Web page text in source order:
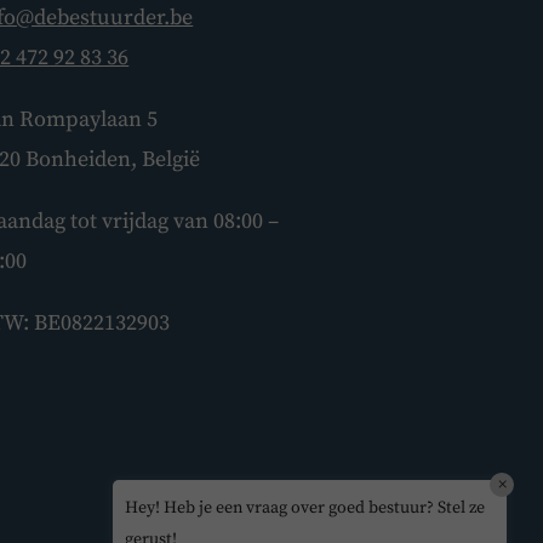
472 92 83 36
Rompaylaan 5
Bonheiden, België
tot vrijdag van 08:00 –
BE0822132903
Hey! Heb je een vraag over goed
bestuur? Stel ze gerust!
Hey! Heb je een vraag over goed bestuur? Stel ze
×